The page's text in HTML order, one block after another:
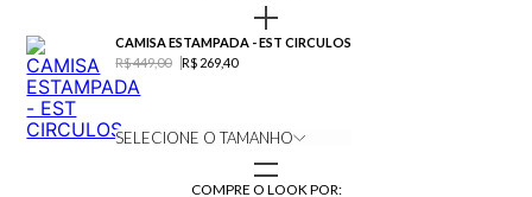
CAMISA ESTAMPADA - EST CIRCULOS
R$ 449,00
R$ 269,40
SELECIONE O TAMANHO
COMPRE O LOOK POR: